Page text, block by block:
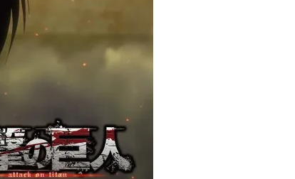
まん熊本やがコンビニに食品も水もない
戦争は話し合いで解決】と主張していたひろゆきさん ゆたぼんに
外「日本よ、お前がナンバーワンだ」 熊本地震直後の日本の対応
ザ・ビートルズって過大評価されすぎじゃねないか？
めチェッカーは閉鎖しました。RSSの解除をお願いします。
閲覧注意】俺が近くにいると機械が壊れるんだけどさ